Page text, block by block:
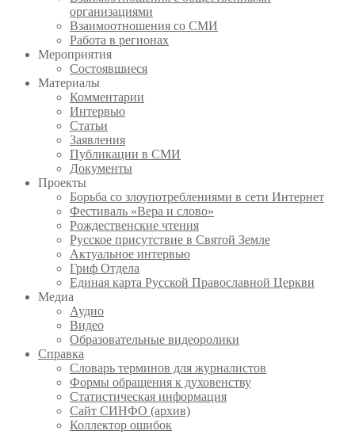
организациями
Взаимоотношения со СМИ
Работа в регионах
Мероприятия
Состоявшиеся
Материалы
Комментарии
Интервью
Статьи
Заявления
Публикации в СМИ
Документы
Проекты
Борьба со злоупотреблениями в сети Интернет
Фестиваль «Вера и слово»
Рождественские чтения
Русское присутствие в Святой Земле
Актуальное интервью
Гриф Отдела
Единая карта Русской Православной Церкви
Медиа
Аудио
Видео
Образовательные видеоролики
Справка
Словарь терминов для журналистов
Формы обращения к духовенству
Статистическая информация
Сайт СИНФО (архив)
Коллектор ошибок